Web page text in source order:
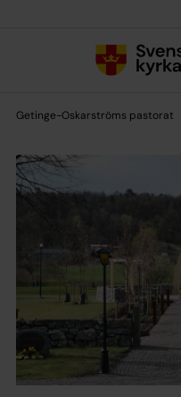
Getinge-Oskarströms pastorat